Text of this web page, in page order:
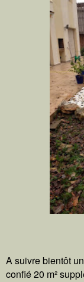
A suivre bientôt
confié 20 m²